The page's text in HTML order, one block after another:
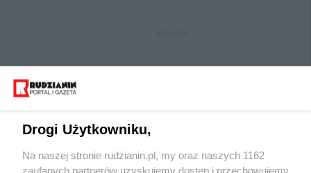
Wydawca mediów lokalnych
Drogi Użytkowniku,
Na naszej stronie rudzianin.pl, my oraz naszych 1162
zaufanych partnerów uzyskujemy dostęp i przechowujemy